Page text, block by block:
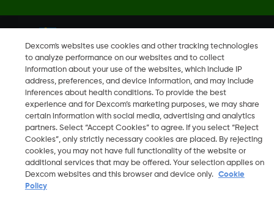
SE
Dexcom's websites use cookies and other tracking technologies
to analyze performance on our websites and to collect
information about your use of the websites, which include IP
address, preferences, and device information, and may include
inferences about health conditions. To provide the best
experience and for Dexcom’s marketing purposes, we may share
certain information with social media, advertising and analytics
partners. Select “Accept Cookies” to agree. If you select “Reject
Cookies”, only strictly necessary cookies are placed. By rejecting
cookies, you may not have full functionality of the website or
additional services that may be offered. Your selection applies on
Dexcom websites and this browser and device only.
Cookie
Policy